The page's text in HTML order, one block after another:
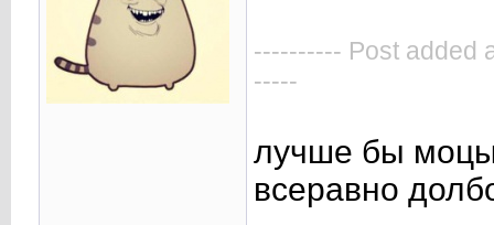
---------- Post added
-----
лучше бы
всеравно